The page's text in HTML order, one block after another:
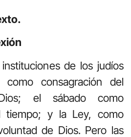
de los judíos
consagración del
el sábado como
tiempo; y la Ley, como
de Dios. Pero las